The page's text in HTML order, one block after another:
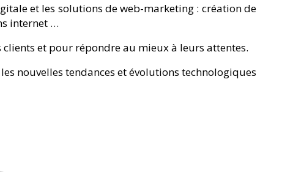
et les solutions de web-marketing : création de
internet …
et pour répondre au mieux à leurs attentes.
nouvelles tendances et évolutions technologiques